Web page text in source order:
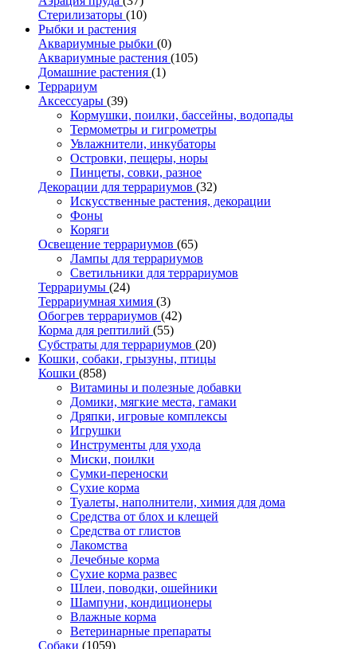
Стерилизаторы (10)
Рыбки и растения
Аквариумные рыбки (0)
Аквариумные растения (105)
Домашние растения (1)
Террариум
Аксессуары (39)
Кормушки, поилки, бассейны, водопады
Термометры и гигрометры
Увлажнители, инкубаторы
Островки, пещеры, норы
Пинцеты, совки, разное
Декорации для террариумов (32)
Искусственные растения, декорации
Фоны
Коряги
Освещение террариумов (65)
Лампы для террариумов
Светильники для террариумов
Террариумы (24)
Террариумная химия (3)
Обогрев террариумов (42)
Корма для рептилий (55)
Субстраты для террариумов (20)
Кошки, собаки, грызуны, птицы
Кошки (858)
Витамины и полезные добавки
Домики, мягкие места, гамаки
Дряпки, игровые комплексы
Игрушки
Инструменты для ухода
Миски, поилки
Сумки-переноски
Сухие корма
Туалеты, наполнители, химия для дома
Средства от блох и клещей
Средства от глистов
Лакомства
Лечебные корма
Сухие корма развес
Шлеи, поводки, ошейники
Шампуни, кондиционеры
Влажные корма
Ветеринарные препараты
Собаки (1059)